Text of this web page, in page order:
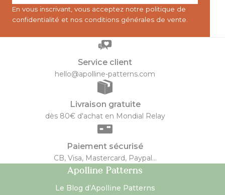
En vous inscrivant, vous acceptez notre politique de
confidentialité et nos conditions générales de vente.
Service client
hello@apolline-patterns.com
Livraison gratuite
dès 80€ d'achat en Mondial Relay
Paiement sécurisé
CB, Visa, Mastercard, Paypal...
Apolline Patterns
Le Blog d’Apolline Patterns